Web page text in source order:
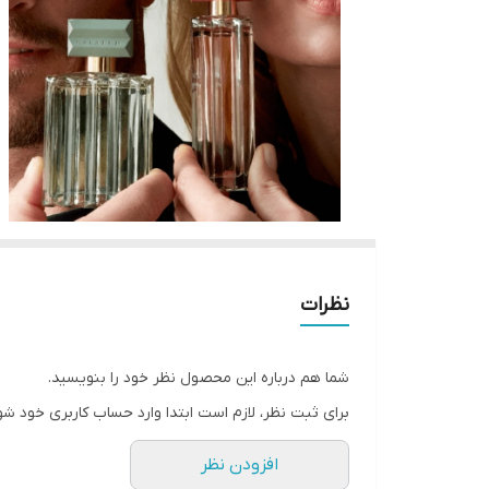
نظرات
شما هم درباره این محصول نظر خود را بنویسید.
برای ثبت نظر، لازم است ابتدا وارد حساب کاربری خود
افزودن نظر